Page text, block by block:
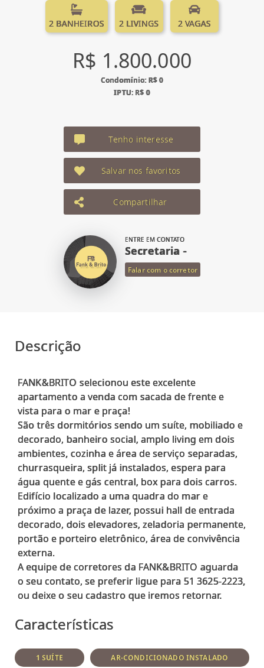
2 BANHEIROS 2 LIVINGS 2 VAGAS
R$ 1.800.000
Condomínio: R$ 0
IPTU: R$ 0
Tenho interesse
Salvar nos favoritos
Compartilhar
ENTRE EM CONTATO
Secretaria -
Falar com o corretor
Descrição
FANK&BRITO selecionou este excelente
apartamento a venda com sacada de frente e
vista para o mar e praça!
São três dormitórios sendo um suíte, mobiliado e
decorado, banheiro social, amplo living em dois
ambientes, cozinha e área de serviço separadas,
churrasqueira, split já instalados, espera para
água quente e gás central, box para dois carros.
Edifício localizado a uma quadra do mar e
próximo a praça de lazer, possui hall de entrada
decorado, dois elevadores, zeladoria permanente,
portão e porteiro eletrônico, área de convivência
externa.
A equipe de corretores da FANK&BRITO aguarda
o seu contato, se preferir ligue para 51 3625-2223,
Características
1 SUÍTE AR-CONDICIONADO INSTALADO